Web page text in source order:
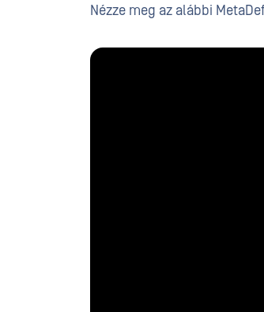
Nézze meg az alábbi